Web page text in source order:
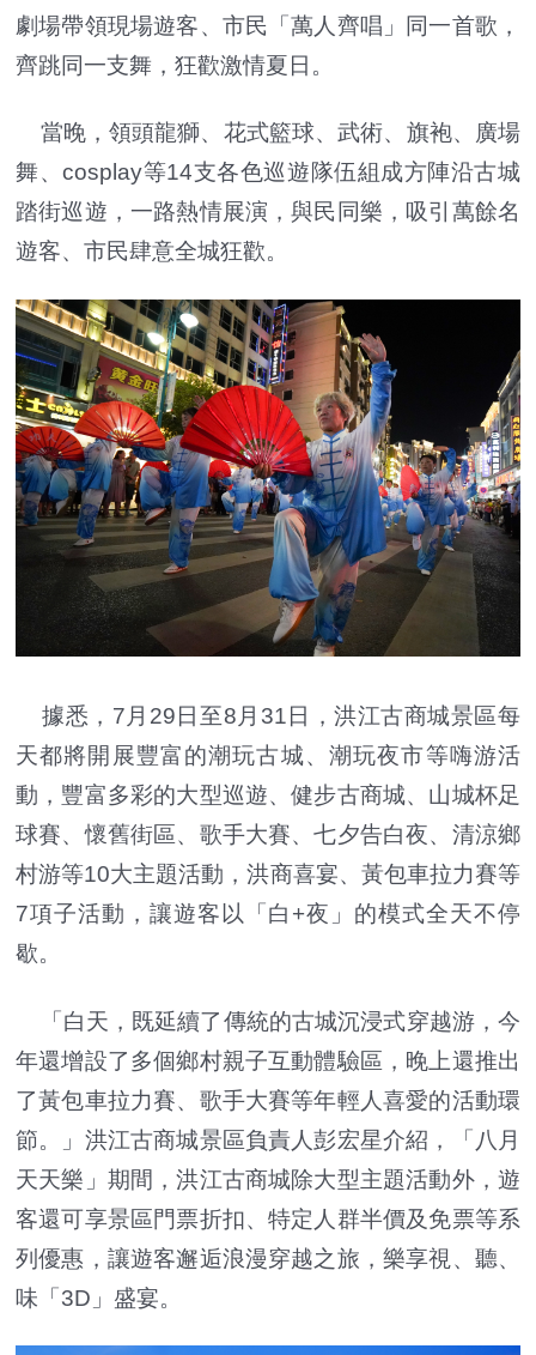
劇場帶領現場遊客、市民「萬人齊唱」同一首歌，
齊跳同一支舞，狂歡激情夏日。
當晚，領頭龍獅、花式籃球、武術、旗袍、廣場
舞、cosplay等14支各色巡遊隊伍組成方陣沿古城
踏街巡遊，一路熱情展演，與民同樂，吸引萬餘名
遊客、市民肆意全城狂歡。
據悉，7月29日至8月31日，洪江古商城景區每
天都將開展豐富的潮玩古城、潮玩夜市等嗨游活
動，豐富多彩的大型巡遊、健步古商城、山城杯足
球賽、懷舊街區、歌手大賽、七夕告白夜、清涼鄉
村游等10大主題活動，洪商喜宴、黃包車拉力賽等
7項子活動，讓遊客以「白+夜」的模式全天不停
歇。
「白天，既延續了傳統的古城沉浸式穿越游，今
年還增設了多個鄉村親子互動體驗區，晚上還推出
了黃包車拉力賽、歌手大賽等年輕人喜愛的活動環
節。」洪江古商城景區負責人彭宏星介紹，「八月
天天樂」期間，洪江古商城除大型主題活動外，遊
客還可享景區門票折扣、特定人群半價及免票等系
列優惠，讓遊客邂逅浪漫穿越之旅，樂享視、聽、
味「3D」盛宴。